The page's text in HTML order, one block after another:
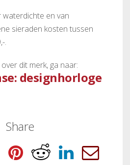
en van
sieraden kosten tussen
.
dit merk, ga naar:
designhorloge
Share